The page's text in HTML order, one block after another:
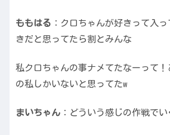
ももはる ：クロちゃんが好きって入
きだと思ってたら割とみんな
私クロちゃんの事ナメてたなーって
の私しかいないと思ってたw
まいちゃん ：どういう感じの作戦でい